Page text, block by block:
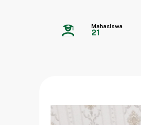
Mahasiswa
21